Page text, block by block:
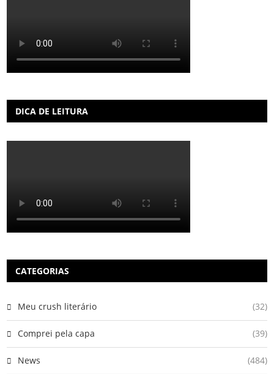
DICA DE LEITURA
CATEGORIAS
Meu crush literário (32)
Comprei pela capa (39)
News (484)